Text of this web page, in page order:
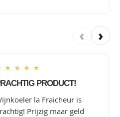
‹ ›
★ ★ ★ ★
PRODUCT!
la Fraicheur is
Prijzig maar geld